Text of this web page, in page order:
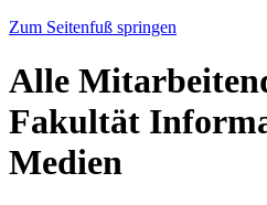
Zum Seitenfuß springen
Alle
Fakultät
Medien